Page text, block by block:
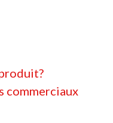
commerciaux